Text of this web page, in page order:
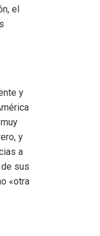
el
y
y
a
sus
«otra